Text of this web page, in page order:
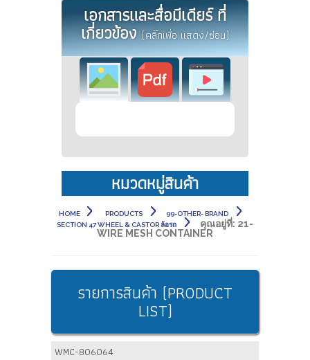
เอกสารและสื่อมีเดียร์ ที่
เกี่ยวข้อง(คลิ๊กเพื่อ แสดง/ซ่อน)
หมวดหมู่สินค้า
HOME PRODUCTS
99-OTHER- BRAND
SECTION 47 WHEEL & CASTOR ล้อรถ
คุณอยู่ที่: 21-
WIRE MESH CONTAINER
รายการสินค้า (PRODUCT
LIST)
WMC-806064